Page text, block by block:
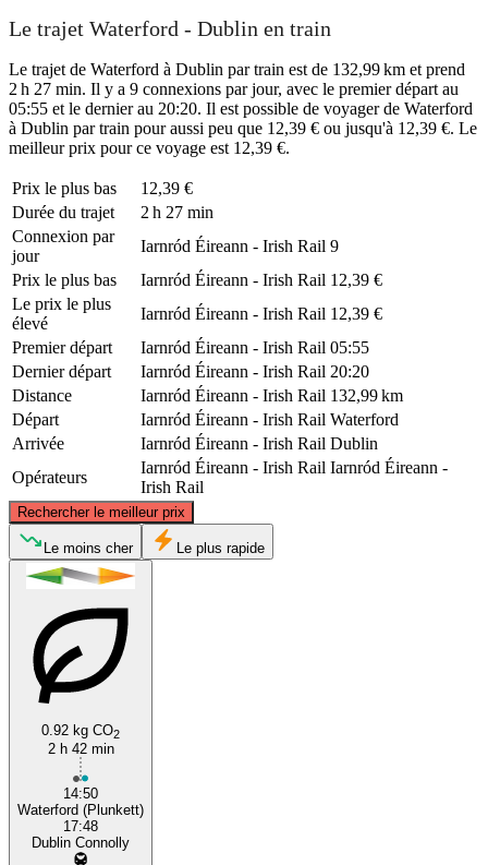
Le trajet Waterford - Dublin en train
Le trajet de Waterford à Dublin par train est de 132,99 km et prend
2 h 27 min. Il y a 9 connexions par jour, avec le premier départ au
05:55 et le dernier au 20:20. Il est possible de voyager de Waterford
à Dublin par train pour aussi peu que 12,39 € ou jusqu'à 12,39 €. Le
meilleur prix pour ce voyage est 12,39 €.
Prix ​​le plus bas
12,39 €
Durée du trajet
2 h 27 min
Connexion par
jour
Iarnród Éireann - Irish Rail 9
Prix ​​le plus bas
Iarnród Éireann - Irish Rail 12,39 €
Le prix le plus
élevé
Iarnród Éireann - Irish Rail 12,39 €
Premier départ
Iarnród Éireann - Irish Rail 05:55
Dernier départ
Iarnród Éireann - Irish Rail 20:20
Distance
Iarnród Éireann - Irish Rail 132,99 km
Départ
Iarnród Éireann - Irish Rail Waterford
Arrivée
Iarnród Éireann - Irish Rail Dublin
Opérateurs
Iarnród Éireann - Irish Rail Iarnród Éireann -
Irish Rail
Rechercher le meilleur prix
Le moins cher Le plus rapide
0.92 kg CO2
2 h 42 min
14:50
Waterford (Plunkett)
17:48
Dublin Connolly